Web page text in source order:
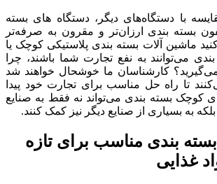
با دستگاه‌های دیگر، دستگاه های بسته
بسته بندی ارزان‌تر و مقرون به صرفه‌تر
ماشین آلات بسته بندی پلاستیکی کوچک یا
می‌توانند به نفع تجارت شما باشند، چرا
کارشناسان ما خوشحال خواهند شد
تا راه حل مناسب برای تجارت خود پیدا
کوچک بسته بندی می‌تواند نه فقط به صنایع
به بسیاری از صنایع دیگر نیز کمک کنند.
بندی مناسب برای تازه
غذایی